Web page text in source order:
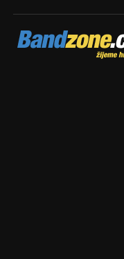
Bandzone.cz
žijeme hudbou